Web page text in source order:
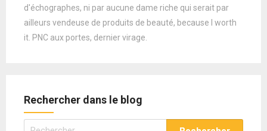
d'échographes, ni par aucune dame riche qui serait par
ailleurs vendeuse de produits de beauté, because I worth
it. PNC aux portes, dernier virage.
Rechercher dans le blog
Rechercher :